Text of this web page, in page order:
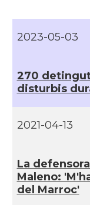
2023-05-03
270
disturbis
2021-04-13
La
Maleno:
del Marroc'